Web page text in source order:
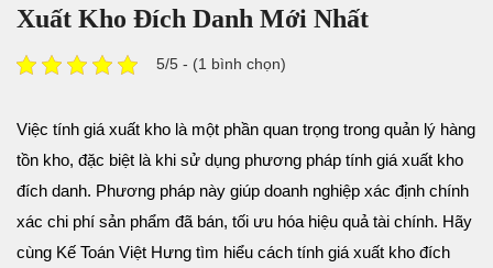
Xuất Kho Đích Danh Mới Nhất
5/5 - (1 bình chọn)
Việc tính giá xuất kho là một phần quan trọng trong quản lý hàng
tồn kho, đặc biệt là khi sử dụng phương pháp tính giá xuất kho
đích danh. Phương pháp này giúp doanh nghiệp xác định chính
xác chi phí sản phẩm đã bán, tối ưu hóa hiệu quả tài chính. Hãy
cùng Kế Toán Việt Hưng tìm hiểu cách tính giá xuất kho đích